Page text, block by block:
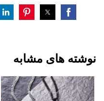
نوشته های مشابه